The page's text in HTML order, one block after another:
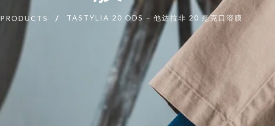
PRODUCTS TASTYLIA 20 ODS – 他达拉非 20 毫克口溶膜